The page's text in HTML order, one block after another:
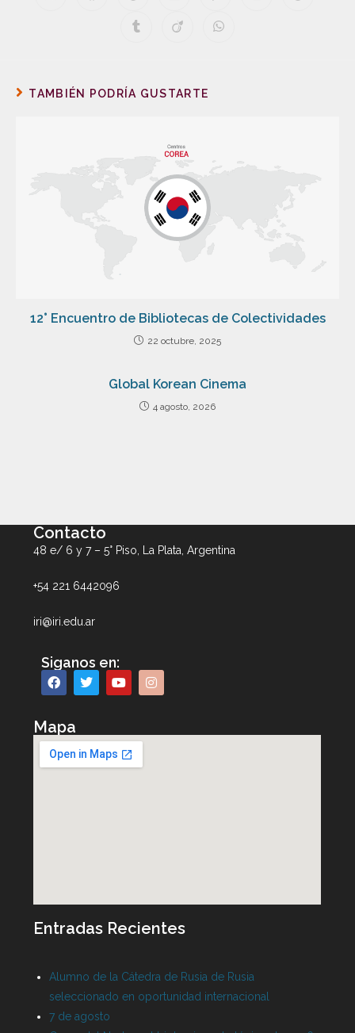
TAMBIÉN PODRÍA GUSTARTE
12° Encuentro de Bibliotecas de Colectividades
22 octubre, 2025
Global Korean Cinema
4 agosto, 2026
Contacto
48 e/ 6 y 7 – 5° Piso, La Plata, Argentina
+54 221 6442096
iri@iri.edu.ar
Siganos en:
Mapa
Entradas Recientes
Alumno de la Cátedra de Rusia de Rusia
seleccionado en oportunidad internacional
7 de agosto